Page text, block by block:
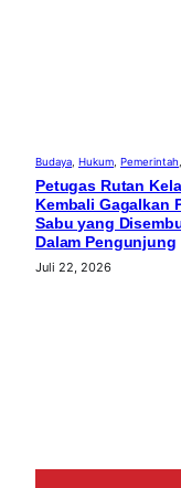
Budaya Hukum Pemerintah
Petugas Rutan
Kembali Gagalkan
Sabu yang
Dalam Pengunjung
Juli 22, 2026